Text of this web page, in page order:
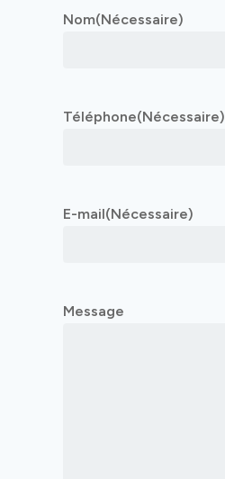
Nom(Nécessaire)
Téléphone(Nécessaire)
E-mail(Nécessaire)
Message